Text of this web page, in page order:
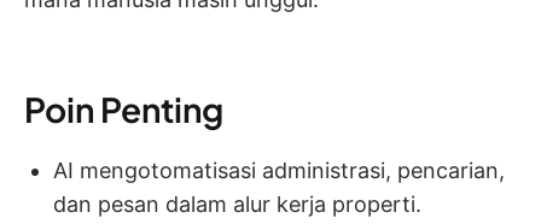
Poin Penting
AI mengotomatisasi administrasi, pencarian,
dan pesan dalam alur kerja properti.